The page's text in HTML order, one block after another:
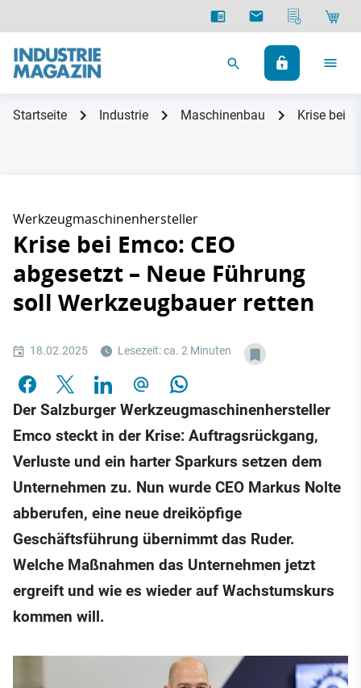
Startseite Industrie Maschinenbau Krise bei
Werkzeugmaschinenhersteller
Krise bei Emco: CEO
abgesetzt – Neue Führung
soll Werkzeugbauer retten
18.02.2025 Lesezeit: ca. 2 Minuten
Der Salzburger Werkzeugmaschinenhersteller
Emco steckt in der Krise: Auftragsrückgang,
Verluste und ein harter Sparkurs setzen dem
Unternehmen zu. Nun wurde CEO Markus Nolte
abberufen, eine neue dreiköpfige
Geschäftsführung übernimmt das Ruder.
Welche Maßnahmen das Unternehmen jetzt
ergreift und wie es wieder auf Wachstumskurs
kommen will.